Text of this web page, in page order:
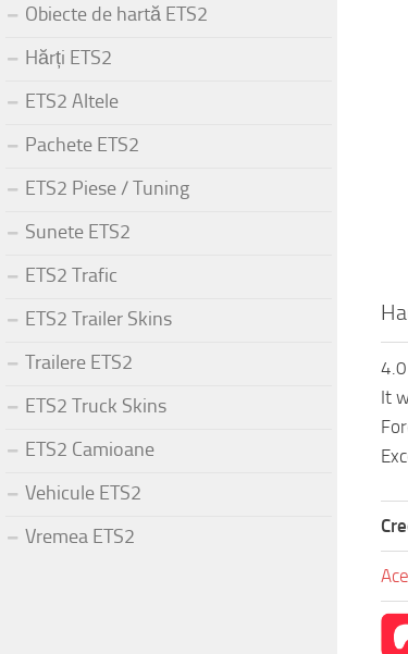
It
Obiecte de hartă ETS2
Hărți ETS2
ETS2 Altele
Pachete ETS2
ETS2 Piese / Tuning
Sunete ETS2
ETS2 Trafic
ETS2 Trailer Skins
Trailere ETS2
ETS2 Truck Skins
ETS2 Camioane
Vehicule ETS2
Vremea ETS2